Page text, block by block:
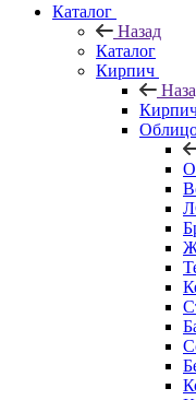
Каталог
Назад
Каталог
Кирпич